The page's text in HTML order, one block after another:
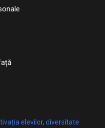
elevilor, diversitate